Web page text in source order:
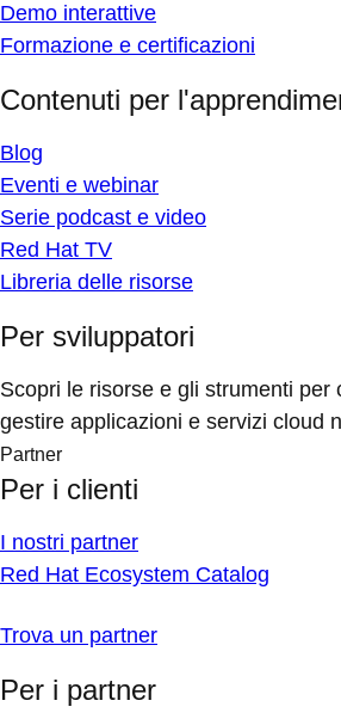
Demo interattive
Formazione e certificazioni
Contenuti per
Blog
Eventi e webinar
Serie podcast e video
Red Hat TV
Libreria delle risorse
Per sviluppatori
Scopri le risorse e gli strumenti per
gestire applicazioni e servizi cloud
Partner
Per i clienti
I nostri partner
Red Hat Ecosystem Catalog
Trova un partner
Per i partner